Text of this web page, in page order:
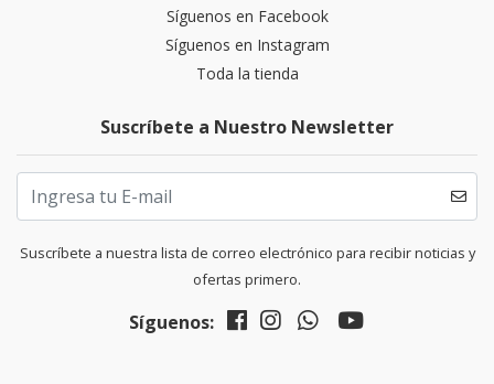
Síguenos en Facebook
Síguenos en Instagram
Toda la tienda
Suscríbete a Nuestro Newsletter
Suscríbete a nuestra lista de correo electrónico para recibir noticias y
ofertas primero.
Síguenos: